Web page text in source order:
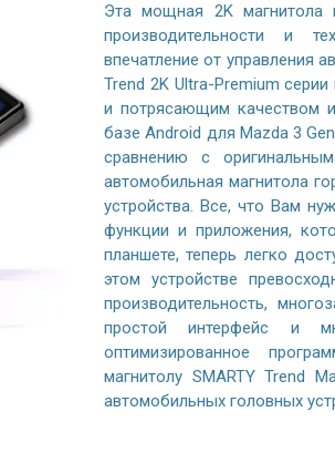
Эта мощная 2K
производительности и
впечатление от управления
Trend 2K Ultra-Premium
и потрясающим качеством
базе Android для Mazda 3
сравнению с
автомобильная магнитола
устройства. Все, что Вам
функции и приложения,
планшете, теперь легко
этом устройстве
производительность,
простой интерфейс и
оптимизированное
магнитолу SMARTY Trend
автомобильных головных